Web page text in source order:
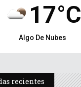
17°C
Algo De Nubes
recientes